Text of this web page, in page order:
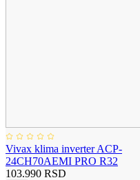
Vivax klima inverter ACP-
24CH70AEMI PRO R32
103.990 RSD